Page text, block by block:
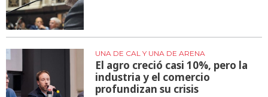
UNA DE CAL Y UNA DE ARENA
El agro creció casi 10%, pero la
industria y el comercio
profundizan su crisis